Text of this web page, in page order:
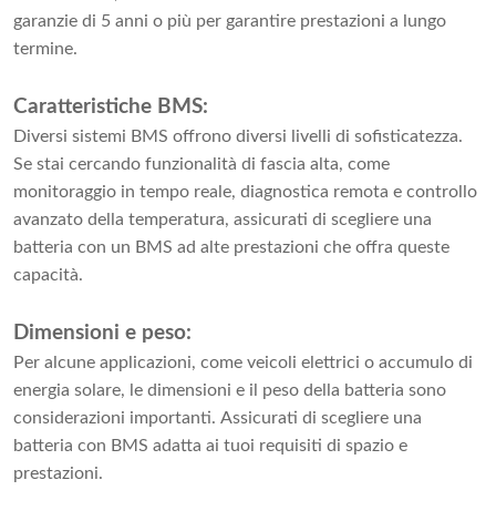
garanzie di 5 anni o più per garantire prestazioni a lungo
termine.
Caratteristiche BMS:
Diversi sistemi BMS offrono diversi livelli di sofisticatezza.
Se stai cercando funzionalità di fascia alta, come
monitoraggio in tempo reale, diagnostica remota e controllo
avanzato della temperatura, assicurati di scegliere una
batteria con un BMS ad alte prestazioni che offra queste
capacità.
Dimensioni e peso:
Per alcune applicazioni, come veicoli elettrici o accumulo di
energia solare, le dimensioni e il peso della batteria sono
considerazioni importanti. Assicurati di scegliere una
batteria con BMS adatta ai tuoi requisiti di spazio e
prestazioni.